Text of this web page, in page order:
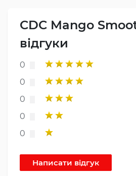
CDC Mango
відгуки
0
0
0
0
0